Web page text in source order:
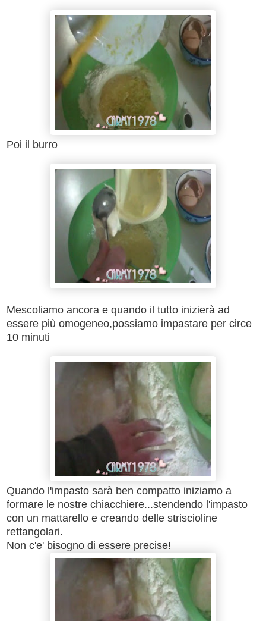
Poi il burro
Mescoliamo ancora e quando il tutto inizierà ad
essere più omogeneo,possiamo impastare per circe
10 minuti
Quando l'impasto sarà ben compatto iniziamo a
formare le nostre chiacchiere...stendendo l'impasto
con un mattarello e creando delle striscioline
rettangolari.
Non c'e' bisogno di essere precise!